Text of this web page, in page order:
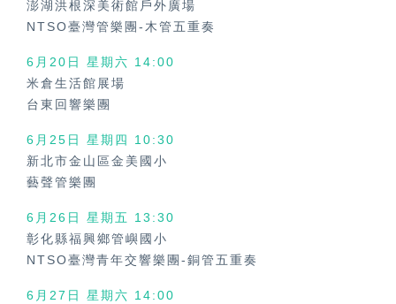
澎湖洪根深美術館戶外廣場
NTSO臺灣管樂團-木管五重奏
6月20日 星期六 14:00
米倉生活館展場
台東回響樂團
6月25日 星期四
10:30
新北市金山區金美國小
藝聲管樂團
6月26日 星期五
13:30
彰化縣福興鄉管嶼國小
NTSO臺灣青年交響樂團-銅管五重奏
6月27日 星期六 14:00